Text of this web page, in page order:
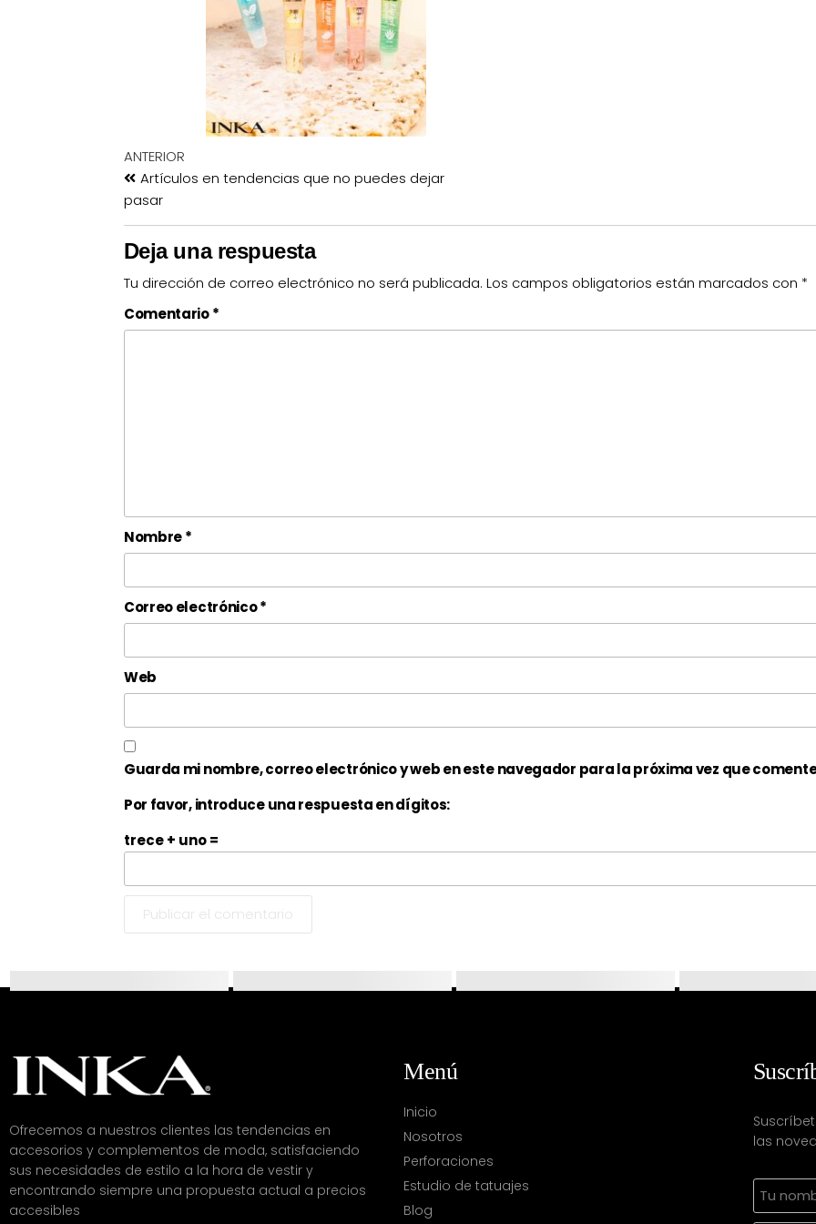
ANTERIOR
Artículos en tendencias que no puedes dejar
pasar
Deja una respuesta
Tu dirección de correo electrónico no será publicada. Los campos obligatorios están marcados con *
Comentario*
Nombre*
Correo electrónico*
Web
Guarda mi nombre, correo electrónico y web en este navegador para la próxima vez que
Por favor, introduce una respuesta en dígitos:
trece + uno =
Ofrecemos a nuestros clientes las tendencias en
accesorios y complementos de moda, satisfaciendo
sus necesidades de estilo a la hora de vestir y
encontrando siempre una propuesta actual a precios
accesibles
Menú
Inicio
Nosotros
Perforaciones
Estudio de tatuajes
Blog
las